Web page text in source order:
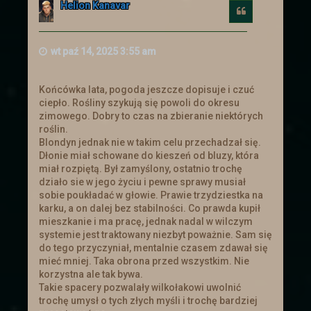
królestwa prośbę o pomoc. Ten
postanowił zebrać chętnych i wysłać ich
aby wsparli handlowego sojusznika.
Ogłoszenie
Nowe ogłoszenia na
słupie
Zachęcamy do zajrzenia do zakładki z
zadaniami
Troche nowinek
Przebudowe przeszły Ogłoszenia
tabela is truktura została napisana od
nowa i dostosowana :).
Helion Kanavar
wt paź 14, 2025 3:55 am
Końcówka lata, pogoda jeszcze dopisuje i czuć
ciepło. Rośliny szykują się powoli do okresu
zimowego. Dobry to czas na zbieranie niektórych
roślin.
Blondyn jednak nie w takim celu przechadzał się.
Dłonie miał schowane do kieszeń od bluzy, która
miał rozpiętą. Był zamyślony, ostatnio trochę
działo sie w jego życiu i pewne sprawy musiał
sobie poukładać w głowie. Prawie trzydziestka na
karku, a on dalej bez stabilności. Co prawda kupił
mieszkanie i ma pracę, jednak nadal w wilczym
systemie jest traktowany niezbyt poważnie. Sam się
do tego przyczyniał, mentalnie czasem zdawał się
mieć mniej. Taka obrona przed wszystkim. Nie
korzystna ale tak bywa.
Takie spacery pozwalały wilkołakowi uwolnić
trochę umysł o tych złych myśli i trochę bardziej